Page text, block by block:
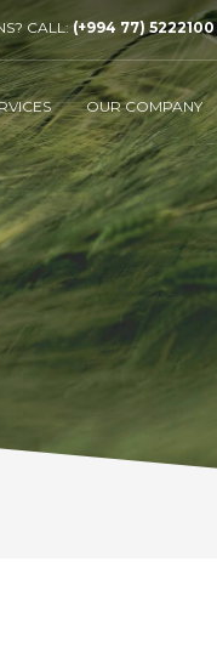
CALL:(+994 77) 5222100
OUR COMPANY